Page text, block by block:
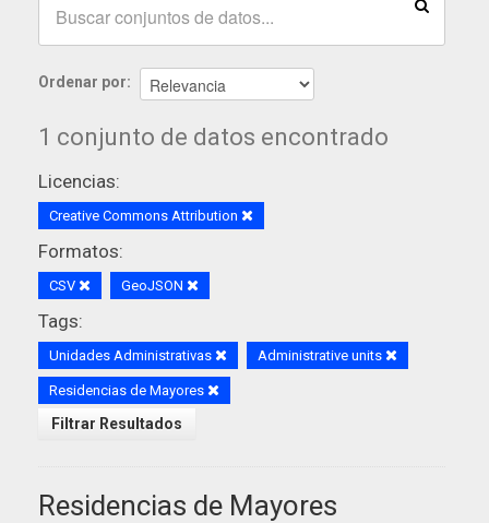
Ordenar por
1 conjunto de datos encontrado
Licencias:
Creative Commons Attribution
Formatos:
CSV GeoJSON
Tags:
Unidades Administrativas Administrative units
Residencias de Mayores
Filtrar Resultados
Residencias de Mayores